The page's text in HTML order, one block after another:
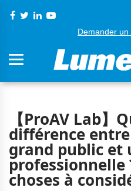
Demander un
【ProAV Lab】
différence
grand public et
professionnelle
choses à